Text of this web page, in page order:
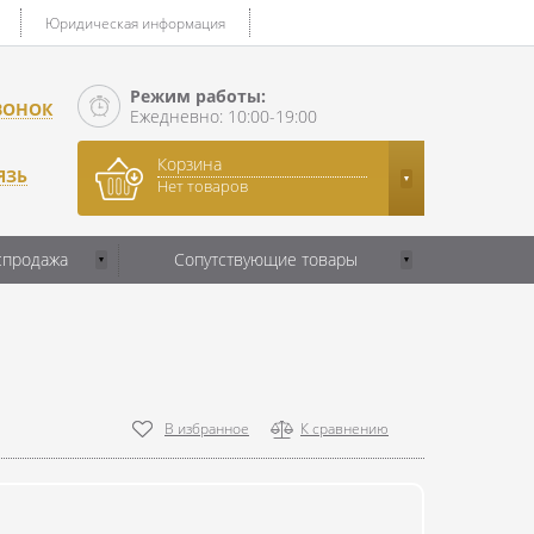
Юридическая информация
Режим работы:
Ежедневно: 10:00-19:00
Корзина
Нет товаров
Сопутствующие товары
В избранное К сравнению